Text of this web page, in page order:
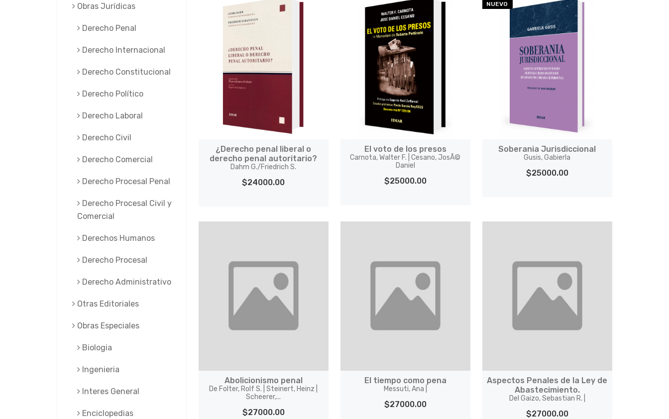
¿Derecho penal liberal o
derecho penal autoritario?
Dahm G./Friedrich S.
$24000.00
El voto de los presos
Carnota, Walter F. | Cesano, JosÃ©
Daniel
$25000.00
NUEVO
Soberania Jurisdiccional
Gusis, Gabierla
$25000.00
Abolicionismo penal
De Folter, Rolf S. | Steinert, Heinz |
Scheerer,...
$27000.00
El tiempo como pena
Messuti, Ana |
$27000.00
Aspectos Penales de la Ley de
Abastecimiento.
Del Gaizo, Sebastian R. |
$27000.00
Obras Jurí­dicas
Derecho Penal
Derecho Internacional
Derecho Constitucional
Derecho Político
Derecho Laboral
Derecho Civil
Derecho Comercial
Derecho Procesal Penal
Derecho Procesal Civil y
Comercial
Derechos Humanos
Derecho Procesal
Derecho Administrativo
Otras Editoriales
Obras Especiales
Biologia
Ingenieria
Interes General
Enciclopedias